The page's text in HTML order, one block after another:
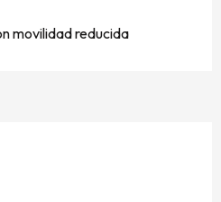
movilidad reducida